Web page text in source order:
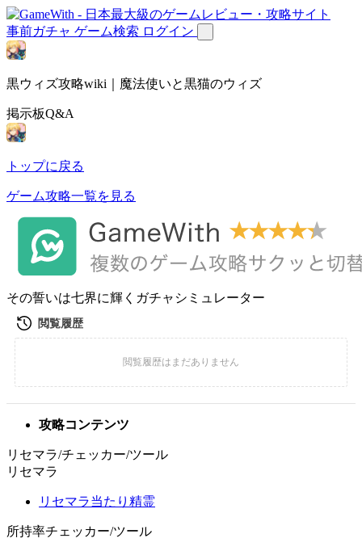
事前ガチャ ゲーム検索 ログイン
黒ウィズ攻略wiki｜魔法使いと黒猫のウィズ
掲示板Q&A
トップに戻る
ゲーム攻略一覧を見る
その誓いは七界に輝くガチャシミュレーター
攻略コンテンツ
リセマラ/チェッカー/ツール
リセマラ
リセマラ当たり精霊
所持率チェッカー/ツール